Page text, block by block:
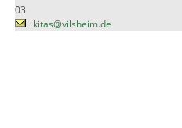
03
kitas@vilsheim.de